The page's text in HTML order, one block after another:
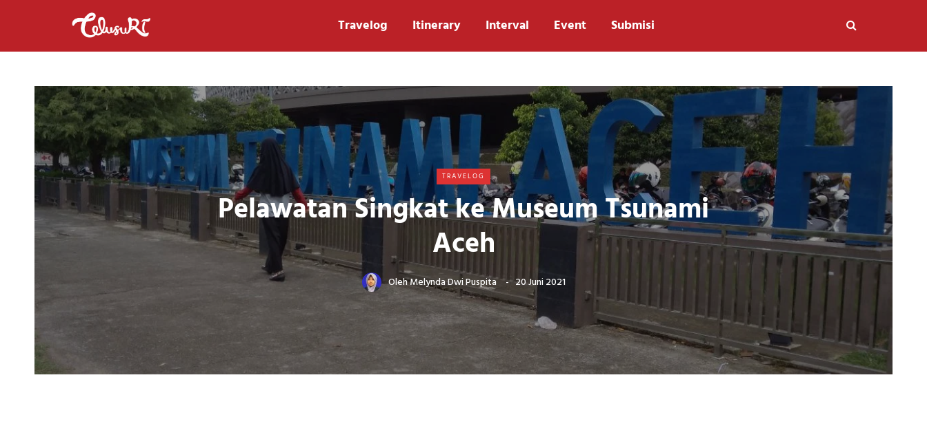
Travelog Itinerary Interval Event Submisi
TRAVELOG
Pelawatan Singkat ke Museum Tsunami
Aceh
OlehMelynda Dwi Puspita 20 Juni 2021